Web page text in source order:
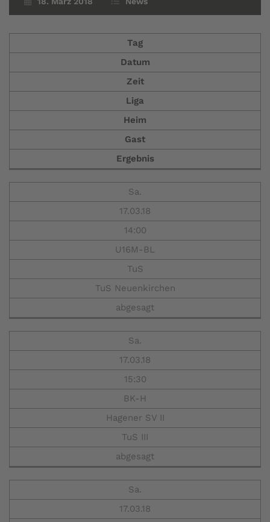
Tag
Datum
Zeit
Liga
Heim
Gast
Ergebnis
Sa.
17.03.18
14:00
U16M-BL
TuS
TuS Neuenkirchen
abgesagt
Sa.
17.03.18
15:30
BK-H
Hagener SV II
TuS III
abgesagt
Sa.
17.03.18